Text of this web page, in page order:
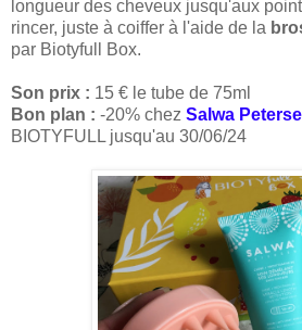
longueur des cheveux jusqu'aux
rincer, juste à coiffer à l'aide de la
par Biotyfull Box.
Son prix : 15 € le tube de 75ml
Bon plan : -20% chez Salwa
BIOTYFULL jusqu'au 30/06/24